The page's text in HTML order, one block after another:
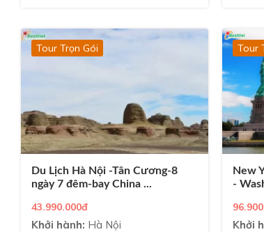
Tour Trọn Gói
Du Lịch Hà Nội -Tân Cương-8
ngày 7 đêm-bay China ...
43.990.000đ
Khởi hành: Hà Nội
Tour
New
-
Khởi